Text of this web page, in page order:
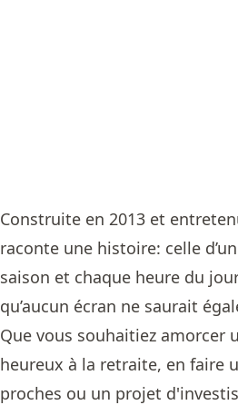
Construite en 2013 et
raconte une histoire: celle
saison et chaque heure du
qu’aucun écran ne saurait
Que vous souhaitiez amorcer
heureux à la retraite, en faire
proches ou un projet